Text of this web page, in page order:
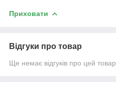
Приховати
Відгуки про товар
Ще немає відгуків про цей товар